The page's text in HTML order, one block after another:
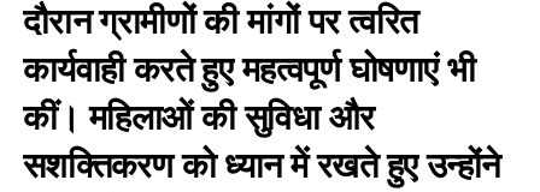
दौरान ग्रामीणों की मांगों पर त्वरित
कार्यवाही करते हुए महत्वपूर्ण घोषणाएं भी
कीं। महिलाओं की सुविधा और
सशक्तिकरण को ध्यान में रखते हुए उन्होंने